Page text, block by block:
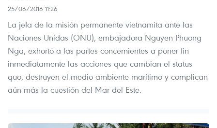
25/06/2016 11:26
La jefa de la misión permanente vietnamita ante las
Naciones Unidas (ONU), embajadora Nguyen Phuong
Nga, exhortó a las partes concernientes a poner fin
inmediatamente las acciones que cambian el status
quo, destruyen el medio ambiente marítimo y complican
aún más la cuestión del Mar del Este.